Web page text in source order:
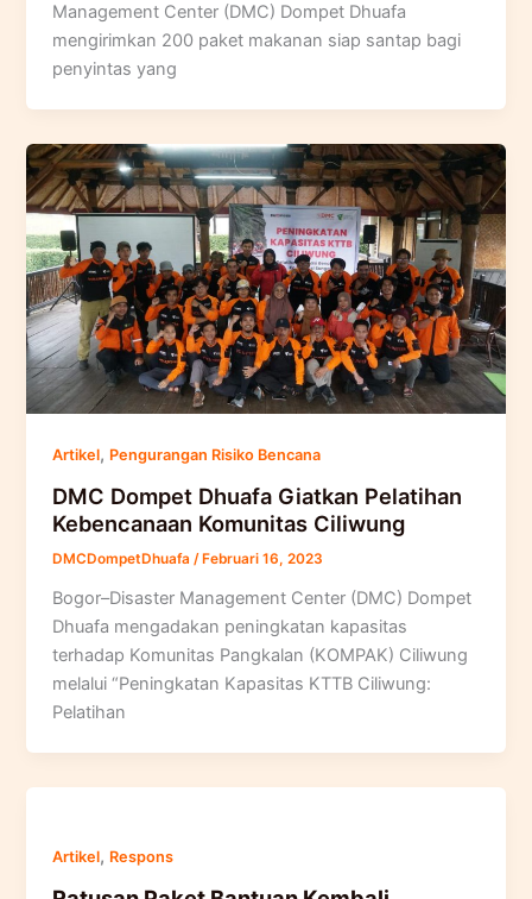
Management Center (DMC) Dompet Dhuafa
mengirimkan 200 paket makanan siap santap bagi
penyintas yang
Artikel, Pengurangan Risiko Bencana
DMC Dompet Dhuafa Giatkan Pelatihan
Kebencanaan Komunitas Ciliwung
DMCDompetDhuafa/ Februari 16, 2023
Bogor–Disaster Management Center (DMC) Dompet
Dhuafa mengadakan peningkatan kapasitas
terhadap Komunitas Pangkalan (KOMPAK) Ciliwung
melalui “Peningkatan Kapasitas KTTB Ciliwung:
Pelatihan
Artikel, Respons